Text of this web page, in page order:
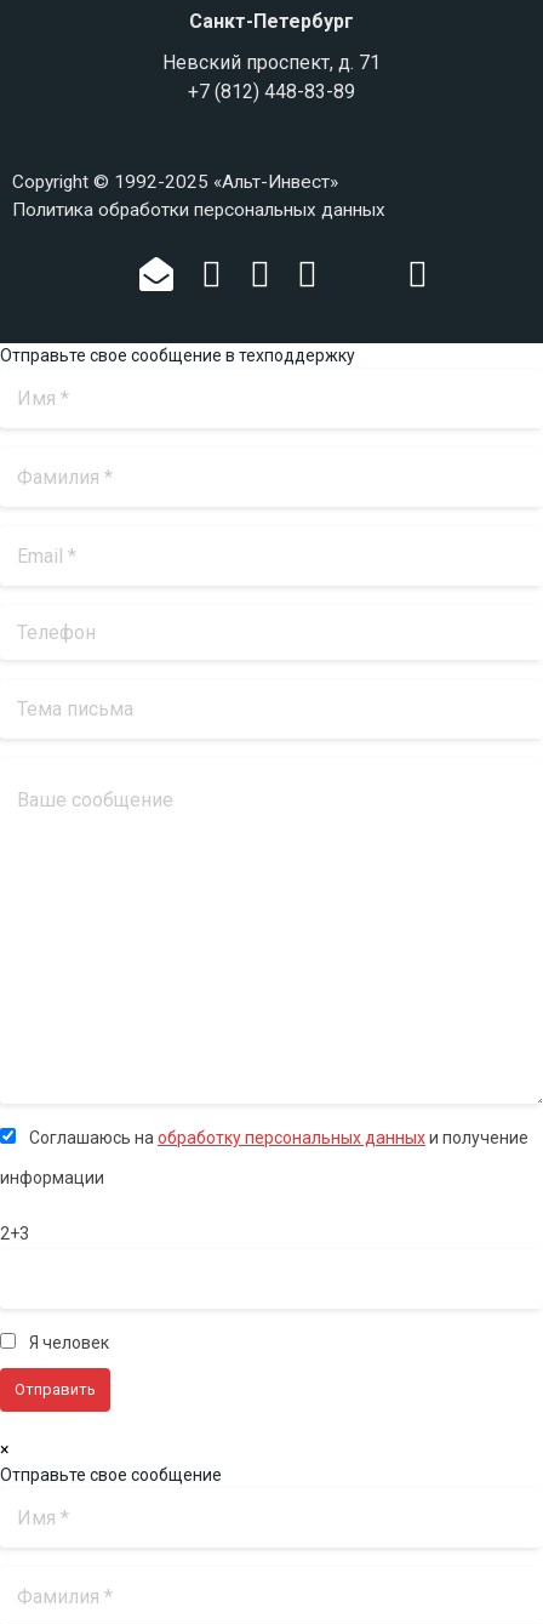
Санкт-Петербург
Невский проспект, д. 71
+7 (812) 448-83-89
Copyright © 1992-2025 «Альт-Инвест»
Политика обработки персональных данных
Отправьте свое сообщение в техподдержку
Соглашаюсь на обработку персональных данныхи получение
информации
2+3
Я человек
×
Отправьте свое сообщение